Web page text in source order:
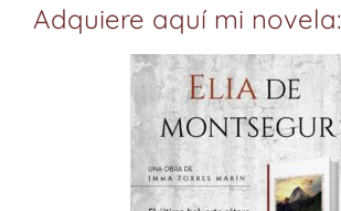
Adquiere aquí mi novela: